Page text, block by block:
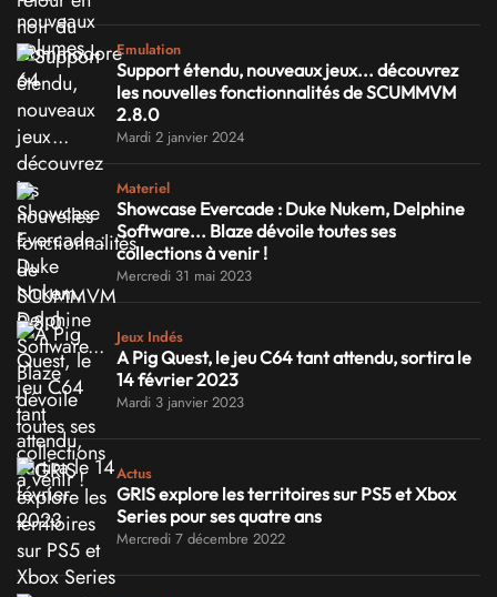
Emulation
Support étendu, nouveaux jeux... découvrez
les nouvelles fonctionnalités de SCUMMVM
2.8.0
Mardi 2 janvier 2024
Materiel
Showcase Evercade : Duke Nukem, Delphine
Software... Blaze dévoile toutes ses
collections à venir !
Mercredi 31 mai 2023
Jeux Indés
A Pig Quest, le jeu C64 tant attendu, sortira le
14 février 2023
Mardi 3 janvier 2023
Actus
GRIS explore les territoires sur PS5 et Xbox
Series pour ses quatre ans
Mercredi 7 décembre 2022